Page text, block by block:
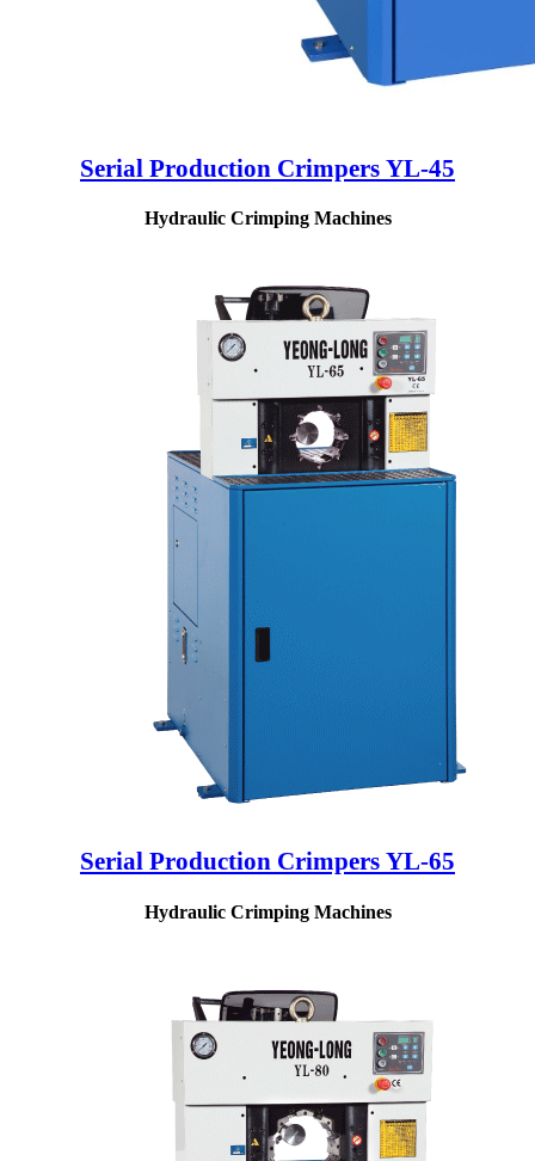
Serial Production Crimpers YL-45
Hydraulic Crimping Machines
Serial Production Crimpers YL-65
Hydraulic Crimping Machines